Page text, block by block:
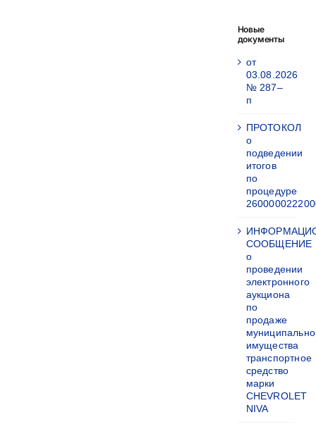
Новые
документы
от
03.08.2026
№ 287–
п
ПРОТОКОЛ
о
подведении
итогов
по
процедуре
СООБЩЕНИЕ
о
проведении
электронного
аукциона
по
продаже
имущества
транспортное
средство
марки
CHEVROLET
NIVA